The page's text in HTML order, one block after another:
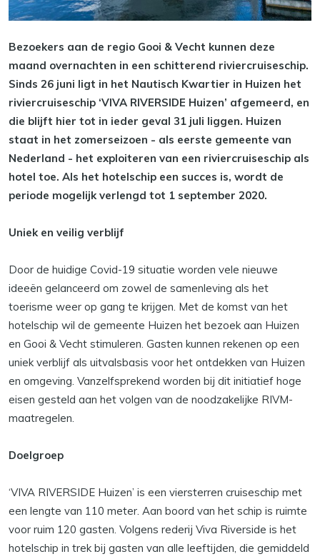
Bezoekers aan de regio Gooi & Vecht kunnen deze
maand overnachten in een schitterend riviercruiseschip.
Sinds 26 juni ligt in het Nautisch Kwartier in Huizen het
riviercruiseschip ‘VIVA RIVERSIDE Huizen’ afgemeerd, en
die blijft hier tot in ieder geval 31 juli liggen. Huizen
staat in het zomerseizoen - als eerste gemeente van
Nederland - het exploiteren van een riviercruiseschip als
hotel toe. Als het hotelschip een succes is, wordt de
periode mogelijk verlengd tot 1 september 2020.
Uniek en veilig verblijf
Door de huidige Covid-19 situatie worden vele nieuwe
ideeën gelanceerd om zowel de samenleving als het
toerisme weer op gang te krijgen. Met de komst van het
hotelschip wil de gemeente Huizen het bezoek aan Huizen
en Gooi & Vecht stimuleren. Gasten kunnen rekenen op een
uniek verblijf als uitvalsbasis voor het ontdekken van Huizen
en omgeving. Vanzelfsprekend worden bij dit initiatief hoge
eisen gesteld aan het volgen van de noodzakelijke RIVM-
maatregelen.
Doelgroep
‘VIVA RIVERSIDE Huizen’ is een viersterren cruiseschip met
een lengte van 110 meter. Aan boord van het schip is ruimte
voor ruim 120 gasten. Volgens rederij Viva Riverside is het
hotelschip in trek bij gasten van alle leeftijden, die gemiddeld